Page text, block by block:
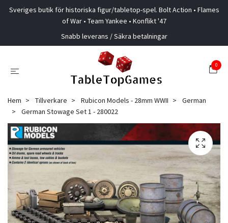
Sveriges butik för historiska figur/tabletop-spel. Bolt Action • Flames
of War • Team Yankee • Konflikt '47
Snabb leverans / Säkra betalningar
0
Hem Tillverkare Rubicon Models - 28mm WWII
German
German Stowage Set 1 - 280022